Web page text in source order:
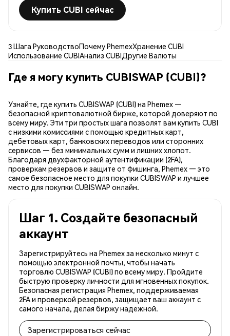
Купить CUBI сейчас
3 Шага РуководствоПочему PhemexХранение CUBI
Использование CUBIАнализ CUBIДругие Валюты
Где я могу купить CUBISWAP (CUBI)?
Узнайте, где купить CUBISWAP (CUBI) на Phemex —
безопасной криптовалютной бирже, которой доверяют по
всему миру. Эти три простых шага позволят вам купить CUBI
с низкими комиссиями с помощью кредитных карт,
дебетовых карт, банковских переводов или сторонних
сервисов — без минимальных сумм и лишних хлопот.
Благодаря двухфакторной аутентификации (2FA),
проверкам резервов и защите от фишинга, Phemex — это
самое безопасное место для покупки CUBISWAP и лучшее
место для покупки CUBISWAP онлайн.
Шаг 1. Создайте безопасный
аккаунт
Зарегистрируйтесь на Phemex за несколько минут с
помощью электронной почты, чтобы начать
торговлю CUBISWAP (CUBI) по всему миру. Пройдите
быструю проверку личности для мгновенных покупок.
Безопасная регистрация Phemex, поддерживаемая
2FA и проверкой резервов, защищает ваш аккаунт с
самого начала, делая биржу надежной.
Зарегистрироваться сейчас